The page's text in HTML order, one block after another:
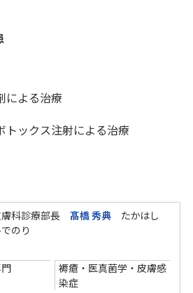
による治療
トックス注射による治療
膚科診療部長髙橋 秀典 たかはし
のり
褥瘡・医真菌学・皮膚感
染症